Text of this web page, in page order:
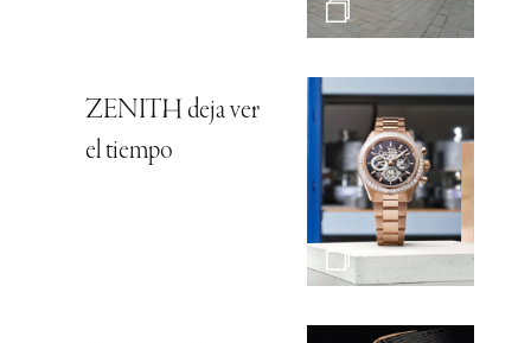
ZENITH deja ver
el tiempo